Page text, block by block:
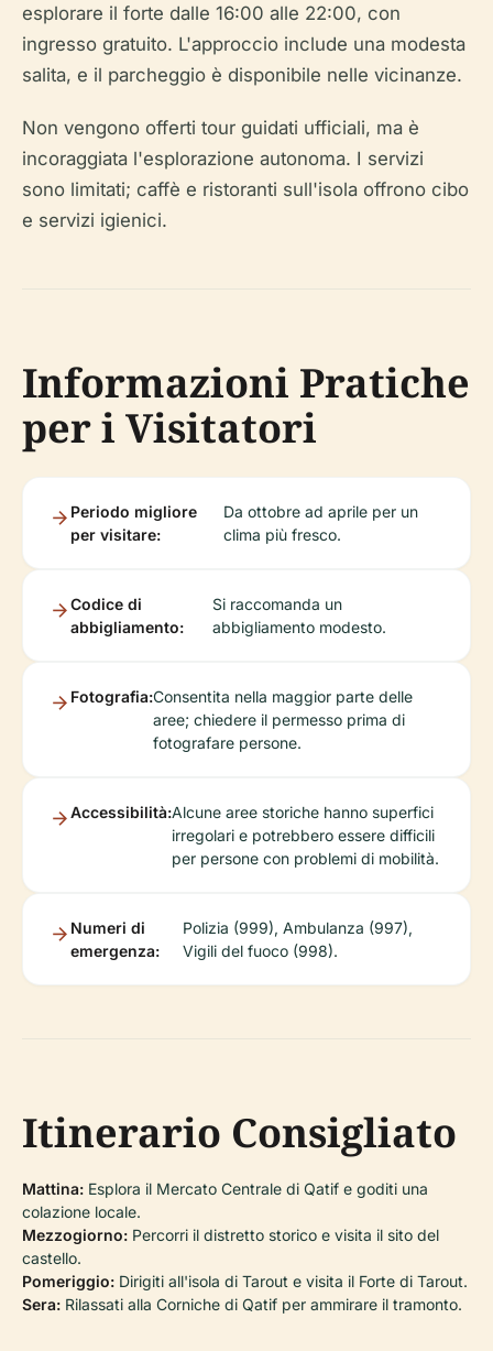
esplorare il forte dalle 16:00 alle 22:00, con
ingresso gratuito. L'approccio include una modesta
salita, e il parcheggio è disponibile nelle vicinanze.
Non vengono offerti tour guidati ufficiali, ma è
incoraggiata l'esplorazione autonoma. I servizi
sono limitati; caffè e ristoranti sull'isola offrono cibo
e servizi igienici.
Informazioni Pratiche
per i Visitatori
Periodo migliore
per visitare:
Da ottobre ad aprile per un
clima più fresco.
Codice di
abbigliamento:
Si raccomanda un
abbigliamento modesto.
Fotografia:Consentita nella maggior parte delle
aree; chiedere il permesso prima di
fotografare persone.
Accessibilità:Alcune aree storiche hanno superfici
irregolari e potrebbero essere difficili
per persone con problemi di mobilità.
Numeri di
emergenza:
Polizia (999), Ambulanza (997),
Vigili del fuoco (998).
Itinerario Consigliato
Mattina: Esplora il Mercato Centrale di Qatif e goditi una
colazione locale.
Mezzogiorno: Percorri il distretto storico e visita il sito del
castello.
Pomeriggio: Dirigiti all'isola di Tarout e visita il Forte di Tarout.
Sera: Rilassati alla Corniche di Qatif per ammirare il tramonto.